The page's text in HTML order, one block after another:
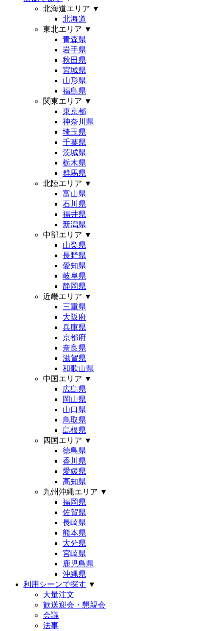
北海道エリア ▼
北海道
東北エリア ▼
青森県
岩手県
秋田県
宮城県
山形県
福島県
関東エリア ▼
東京都
神奈川県
埼玉県
千葉県
茨城県
栃木県
群馬県
北陸エリア ▼
富山県
石川県
福井県
新潟県
中部エリア ▼
山梨県
長野県
愛知県
岐阜県
静岡県
近畿エリア ▼
三重県
大阪府
兵庫県
京都府
奈良県
滋賀県
和歌山県
中国エリア ▼
広島県
岡山県
山口県
鳥取県
島根県
四国エリア ▼
徳島県
香川県
愛媛県
高知県
九州沖縄エリア ▼
福岡県
佐賀県
長崎県
熊本県
大分県
宮崎県
鹿児島県
沖縄県
利用シーンで探す ▼
大量注文
歓送迎会・懇親会
会議
法事